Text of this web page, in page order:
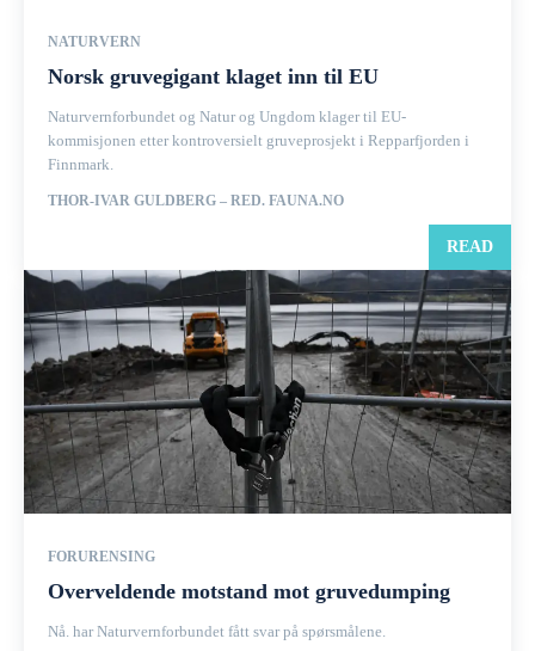
NATURVERN
Norsk gruvegigant klaget inn til EU
Naturvernforbundet og Natur og Ungdom klager til EU-
kommisjonen etter kontroversielt gruveprosjekt i Repparfjorden i
Finnmark.
THOR-IVAR GULDBERG – RED. FAUNA.NO
READ
FORURENSING
Overveldende motstand mot gruvedumping
Nå. har Naturvernforbundet fått svar på spørsmålene.